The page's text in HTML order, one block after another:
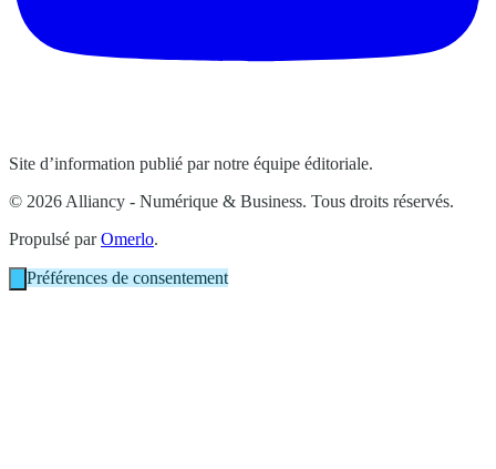
Site d’information publié par notre équipe éditoriale.
© 2026 Alliancy - Numérique & Business. Tous droits réservés.
Propulsé parOmerlo.
Préférences de consentement